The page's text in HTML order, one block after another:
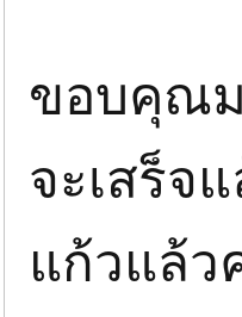
ขอบคุณม
จะเสร็จ
แก้วแล้ว